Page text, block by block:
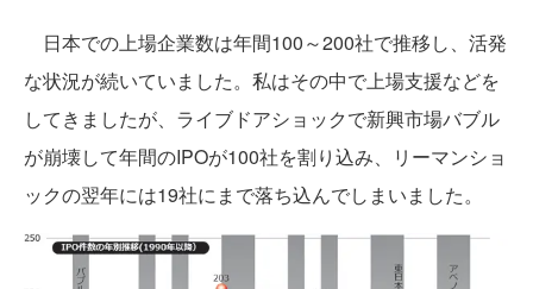
日本での上場企業数は年間100～200社で推移し、活発
な状況が続いていました。私はその中で上場支援などを
してきましたが、ライブドアショックで新興市場バブル
が崩壊して年間のIPOが100社を割り込み、リーマンショ
ックの翌年には19社にまで落ち込んでしまいました。